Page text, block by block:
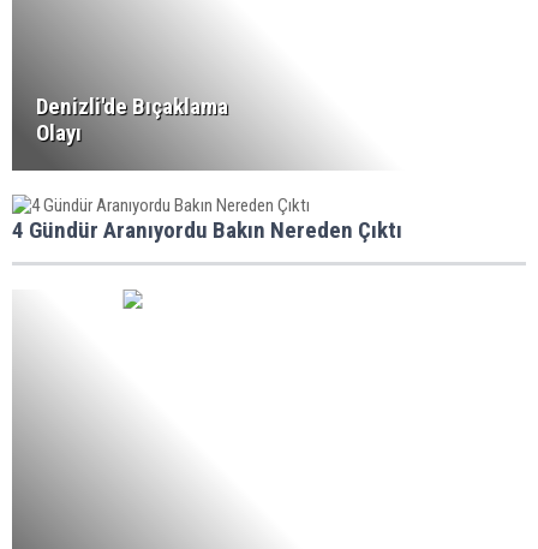
Denizli'de Bıçaklama
Olayı
4 Gündür Aranıyordu Bakın Nereden Çıktı